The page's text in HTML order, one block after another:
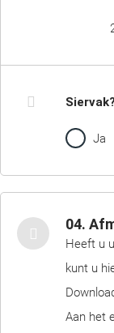
Siervak?
Ja
04.
Heeft u
kunt u
Aan het